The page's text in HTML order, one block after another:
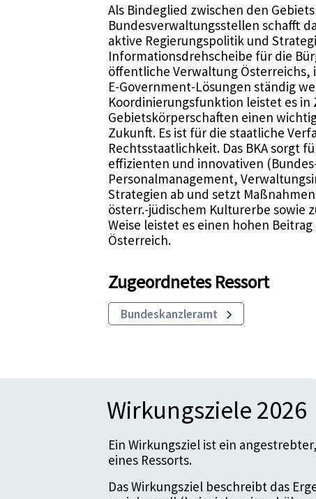
Als Bindeglied zwischen den
Bundesverwaltungsstellen schafft
aktive Regierungspolitik und
Informationsdrehscheibe für die
öffentliche Verwaltung Österreichs,
E-Government-Lösungen ständig
Koordinierungsfunktion leistet es
Gebietskörperschaften einen
Zukunft. Es ist für die staatliche
Rechtsstaatlichkeit. Das BKA sorgt
effizienten und innovativen
Personalmanagement,
Strategien ab und setzt
österr.-jüdischem Kulturerbe sowie
Weise leistet es einen hohen
Österreich.
Zugeordnetes Ressort
Bundeskanzleramt
Wirkungsziele 2026
Ein Wirkungsziel ist ein
eines Ressorts.
Das Wirkungsziel beschreibt das